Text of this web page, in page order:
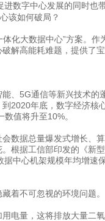
数字中心发展的同时也
该如何破局？
大数据中心”方案。作
解高能耗难题，提供了宝
5G通信等新兴技术的
2020年底，数字经济核
值将升至10%。
据总量爆发式增长、算
根据工信部印发的《新
据中心机架规模年均增速
不可忽视的环境问题。
量，这将排放大量二